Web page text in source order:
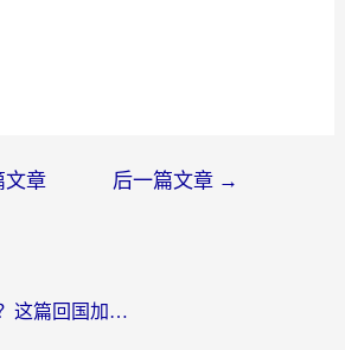
文章 后一篇文章 →
美国看世界杯总卡？这篇回国加速器指南帮你无缝刷国内资源（附苹果手机VPN设置步骤）